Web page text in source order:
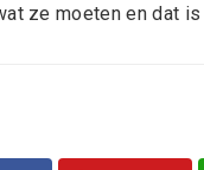
ze moeten en dat